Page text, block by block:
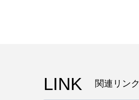
LINK 関連リンク